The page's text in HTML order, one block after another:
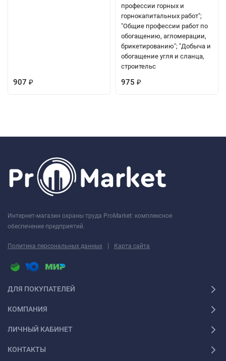
907 ₽
профессии горных и
горнокапитальных работ";
"Общие профессии работ по
обогащению, агломерации,
брикетированию"; "Добыча и
обогащение угля и сланца,
строительс
975 ₽
Интернет-магазин охраны труда ProMarket: комплексное
обеспечение предприятий.
Политика персональных данных | Карта сайта
ДЛЯ ПОКУПАТЕЛЕЙ
КОМПАНИЯ
ЛИЧНЫЙ КАБИНЕТ
КОНТАКТЫ